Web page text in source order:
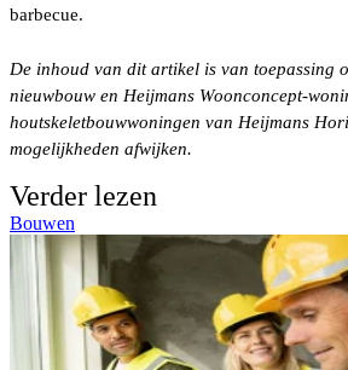
barbecue.
De inhoud van dit artikel is van toepassing
nieuwbouw en Heijmans Woonconcept-
houtskeletbouwwoningen van Heijmans
mogelijkheden afwijken.
Verder lezen
Bouwen